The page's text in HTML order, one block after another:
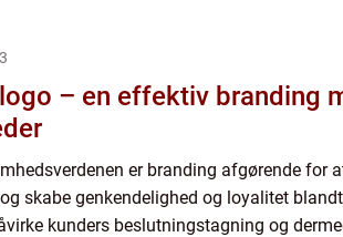
– en effektiv branding
er branding afgørende for
skabe genkendelighed og loyalitet
kunders beslutningstagning og